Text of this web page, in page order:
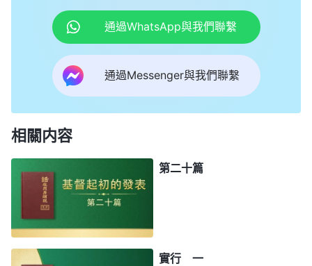
通過WhatsApp與我們聯繫
通過Messenger與我們聯繫
相關内容
第二十篇
實行 一